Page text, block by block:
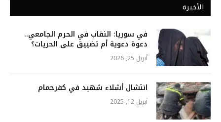
الأخيرة
في سوريا: النقاب في الحرم الجامعي..
دعوة دعوية أم تضييق على الحريات؟
أبريل 25, 2026
انتشال أشلاء شهيد في كفرحمام
أبريل 12, 2025